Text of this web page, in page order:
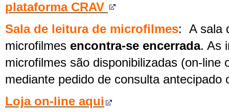
plataforma CRAV
Sala de leitura de microfilmes: A sala
microfilmes encontra-se encerrada. As
microfilmes são disponibilizadas (on-line
mediante pedido de consulta antecipado
Loja on-line aqui